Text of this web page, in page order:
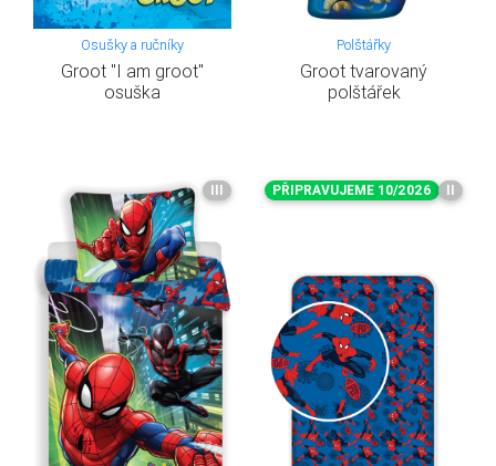
Osušky a ručníky
Groot "I am groot"
osuška
Polštářky
Groot tvarovaný
polštářek
III PŘIPRAVUJEME 10/2026 II